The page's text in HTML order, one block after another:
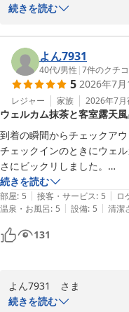
この度は「三献の宿　木之
施設の清潔さやスタッフ
味わいにもご満足いただけ
これからも「大人の隠れ
らぐ空間と丁寧なおもて
す。
しちろーさまのまたのお
げております。
三献の宿〜木之本〜
続きを読む
よん7931
40代/男性 |7件のクチコ
5 2026年7月
レジャー 家族 2026年7月
ウェルカム抹茶と客室露天
到着の瞬間からチェックア
チェックインのときにウェ
さにビックリしました。
また夕食も豪華かつ繊細な
が信楽焼の特注浴槽だそう
のふもとにあるお宿なので
のロケーションです。
続きを読む
部屋: 5 | 接客・サービス: 5 | ロ
温泉・お風呂: 5 | 設備: 5 | 清潔
131
よん7931　さま
この度は「三献の宿　木之
続きを読む